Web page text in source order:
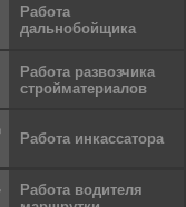
Работа
дальнобойщика
Работа развозчика
стройматериалов
Работа инкассатора
Работа водителя